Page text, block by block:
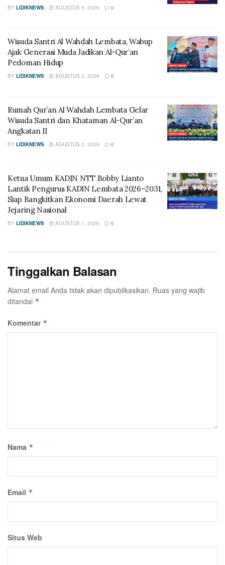
BY LIDIKNEWS AGUSTUS 5, 2026 0
Wisuda Santri Al Wahdah Lembata, Wabup
Ajak Generasi Muda Jadikan Al-Qur’an
Pedoman Hidup
BY LIDIKNEWS AGUSTUS 2, 2026 0
Rumah Qur’an Al Wahdah Lembata Gelar
Wisuda Santri dan Khataman Al-Qur’an
Angkatan II
BY LIDIKNEWS AGUSTUS 2, 2026 0
Ketua Umum KADIN NTT Bobby Lianto
Lantik Pengurus KADIN Lembata 2026–2031,
Siap Bangkitkan Ekonomi Daerah Lewat
Jejaring Nasional
BY LIDIKNEWS AGUSTUS 1, 2026 0
Tinggalkan Balasan
Alamat email Anda tidak akan dipublikasikan. Ruas yang wajib
ditandai *
Komentar *
Nama *
Email *
Situs Web